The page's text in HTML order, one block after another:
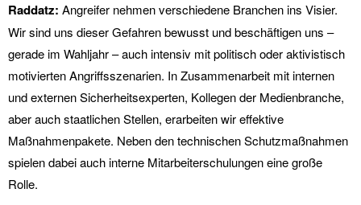
Raddatz: Angreifer nehmen verschiedene Branchen ins Visier.
Wir sind uns dieser Gefahren bewusst und beschäftigen uns –
gerade im Wahljahr – auch intensiv mit politisch oder aktivistisch
motivierten Angriffsszenarien. In Zusammenarbeit mit internen
und externen Sicherheitsexperten, Kollegen der Medienbranche,
aber auch staatlichen Stellen, erarbeiten wir effektive
Maßnahmenpakete. Neben den technischen Schutzmaßnahmen
spielen dabei auch interne Mitarbeiterschulungen eine große
Rolle.